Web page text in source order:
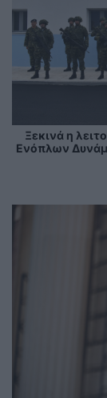
Ξεκινά η
Ενόπλων